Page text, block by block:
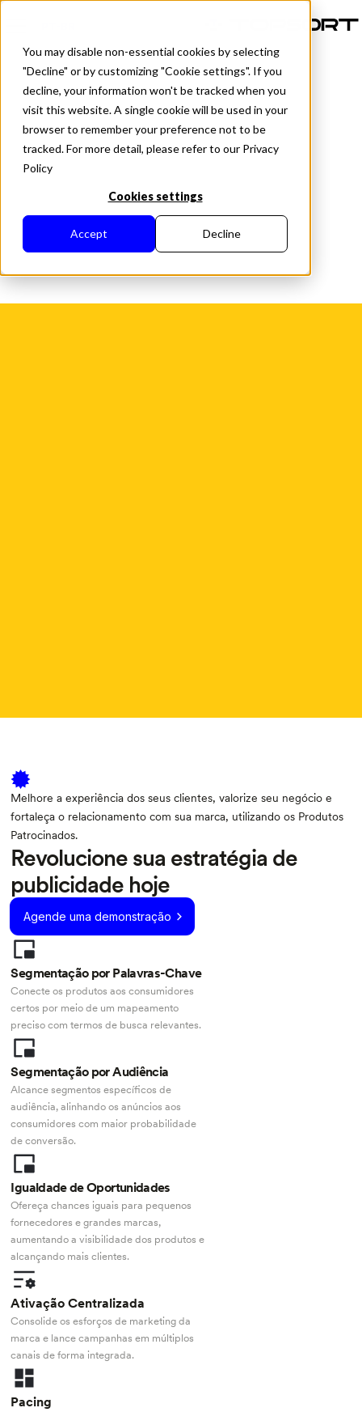
You may disable non-essential cookies by selecting
"Decline" or by customizing "Cookie settings". If you
decline, your information won't be tracked when you
visit this website. A single cookie will be used in your
browser to remember your preference not to be
tracked. For more detail, please refer to our Privacy
Policy
Cookies settings
Accept Decline
Revolucione sua estratégia de
publicidade hoje
Melhore a experiência dos seus clientes, valorize seu negócio e
fortaleça o relacionamento com sua marca, utilizando os Produtos
Patrocinados.
Agende uma demonstração
Segmentação por Palavras-Chave
Conecte os produtos aos consumidores
certos por meio de um mapeamento
preciso com termos de busca relevantes.
Segmentação por Audiência
Alcance segmentos específicos de
audiência, alinhando os anúncios aos
consumidores com maior probabilidade
de conversão.
Igualdade de Oportunidades
Ofereça chances iguais para pequenos
fornecedores e grandes marcas,
aumentando a visibilidade dos produtos e
alcançando mais clientes.
Ativação Centralizada
Consolide os esforços de marketing da
marca e lance campanhas em múltiplos
canais de forma integrada.
Pacing